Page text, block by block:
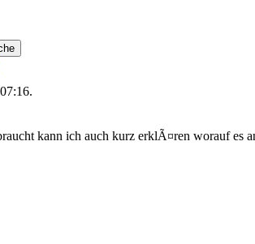
kann ich auch kurz erklÃ¤ren worauf es